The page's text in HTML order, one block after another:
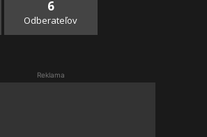
6
Odberateľov
Reklama